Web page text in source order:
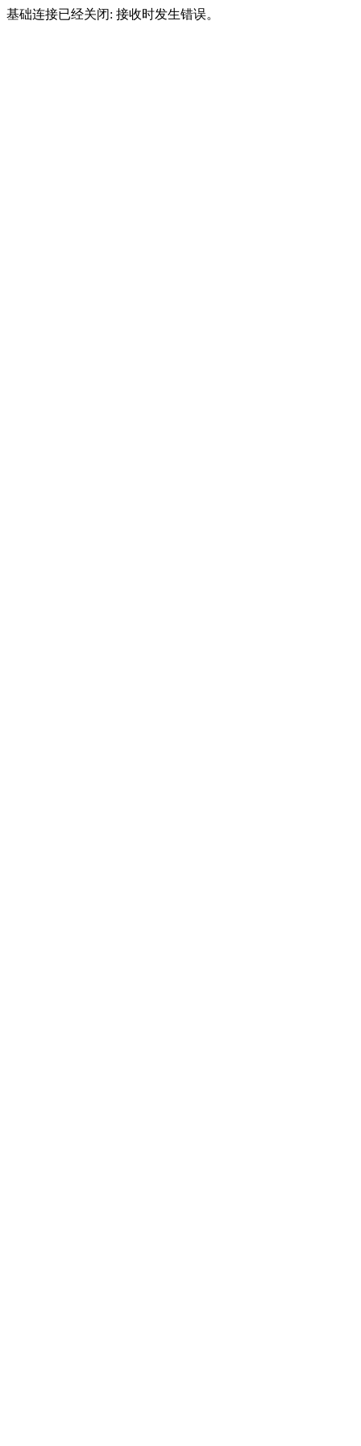
基础连接已经关闭: 接收时发生错误。